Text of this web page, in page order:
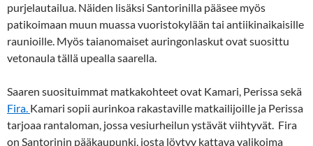
purjelautailua. Näiden lisäksi Santorinilla pääsee myös
patikoimaan muun muassa vuoristokylään tai antiikinaikaisille
raunioille. Myös taianomaiset auringonlaskut ovat suosittu
vetonaula tällä upealla saarella.
Saaren suosituimmat matkakohteet ovat Kamari, Perissa sekä
Fira. Kamari sopii aurinkoa rakastaville matkailijoille ja Perissa
tarjoaa rantaloman, jossa vesiurheilun ystävät viihtyvät. Fira
on Santorinin pääkaupunki, josta löytyy kattava valikoima